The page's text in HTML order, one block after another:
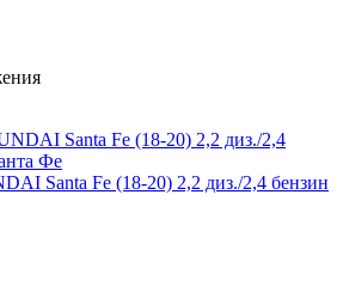
Santa Fe (18-20) 2,2 диз./2,4 бензин